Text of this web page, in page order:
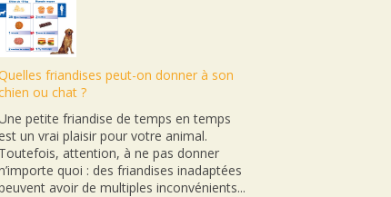
friandises peut-on donner à son
ou chat ?
petite friandise de temps en temps
est un vrai plaisir pour votre animal.
Toutefois, attention, à ne pas donner
quoi : des friandises inadaptées
avoir de multiples inconvénients...